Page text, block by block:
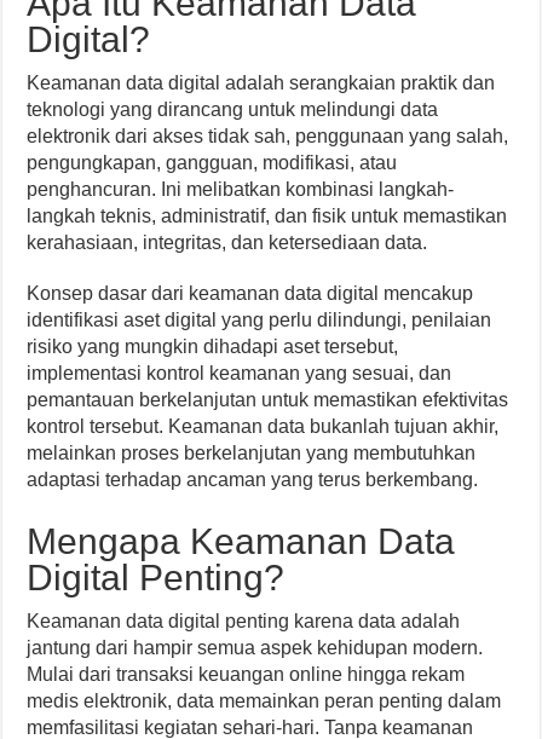
Digital?
Keamanan data digital adalah serangkaian praktik dan
teknologi yang dirancang untuk melindungi data
elektronik dari akses tidak sah, penggunaan yang salah,
pengungkapan, gangguan, modifikasi, atau
penghancuran. Ini melibatkan kombinasi langkah-
langkah teknis, administratif, dan fisik untuk memastikan
kerahasiaan, integritas, dan ketersediaan data.
Konsep dasar dari keamanan data digital mencakup
identifikasi aset digital yang perlu dilindungi, penilaian
risiko yang mungkin dihadapi aset tersebut,
implementasi kontrol keamanan yang sesuai, dan
pemantauan berkelanjutan untuk memastikan efektivitas
kontrol tersebut. Keamanan data bukanlah tujuan akhir,
melainkan proses berkelanjutan yang membutuhkan
adaptasi terhadap ancaman yang terus berkembang.
Mengapa Keamanan Data
Digital Penting?
Keamanan data digital penting karena data adalah
jantung dari hampir semua aspek kehidupan modern.
Mulai dari transaksi keuangan online hingga rekam
medis elektronik, data memainkan peran penting dalam
memfasilitasi kegiatan sehari-hari. Tanpa keamanan